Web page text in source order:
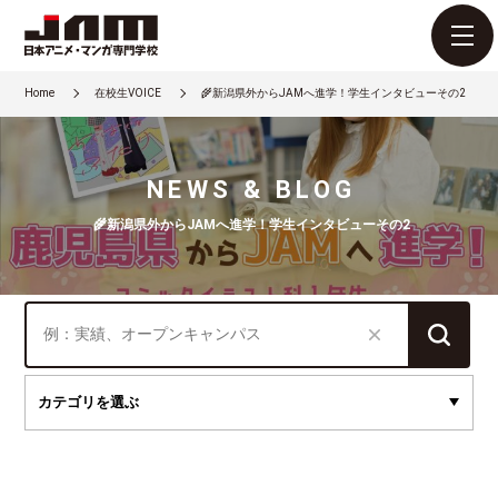
Home 在校生VOICE 🌾新潟県外からJAMへ進学！学生インタビューその2
NEWS & BLOG
🌾新潟県外からJAMへ進学！学生インタビューその2